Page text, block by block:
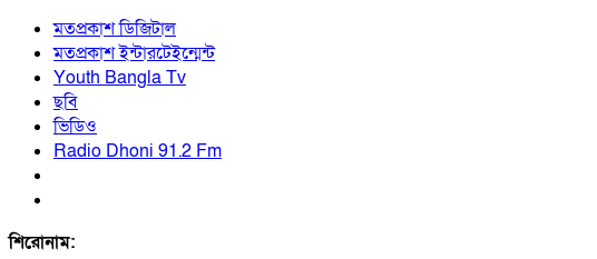
মতপ্রকাশ ডিজিটাল
মতপ্রকাশ ইন্টারটেইন্মেন্ট
Youth Bangla Tv
ছবি
ভিডিও
Radio Dhoni 91.2 Fm
শিরোনাম: